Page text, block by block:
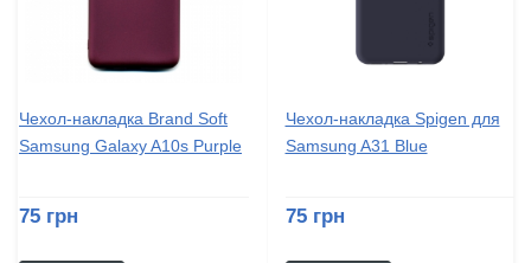
Чехол-накладка Brand Soft
Samsung Galaxy A10s Purple
75 грн
Чехол-накладка Spigen для
Samsung A31 Blue
75 грн